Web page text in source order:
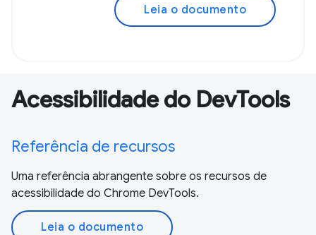
Leia o documento
Acessibilidade do DevTools
Referência de recursos
Uma referência abrangente sobre os recursos de
acessibilidade do Chrome DevTools.
Leia o documento